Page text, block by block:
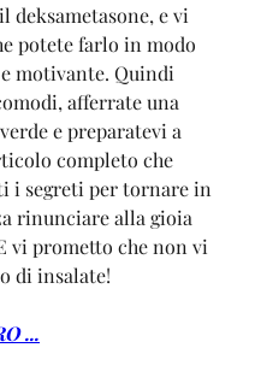
deksametasone, e vi
potete farlo in modo
motivante. Quindi
afferrate una
e preparatevi a
completo che
i segreti per tornare in
rinunciare alla gioia
vi prometto che non vi
di insalate!
...